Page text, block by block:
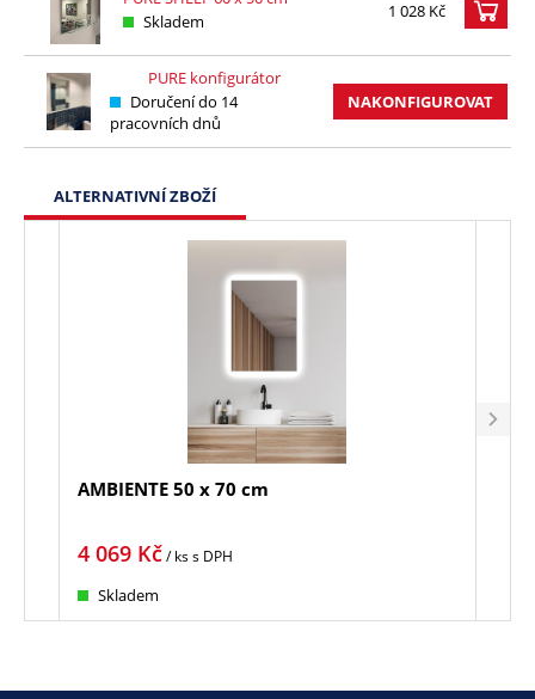
Skladem
1 028 Kč
PURE konfigurátor
Doručení do 14
pracovních dnů
NAKONFIGUROVAT
ALTERNATIVNÍ ZBOŽÍ
AMBIENTE 50 x 70 cm
4 069 Kč/ kss DPH
Skladem